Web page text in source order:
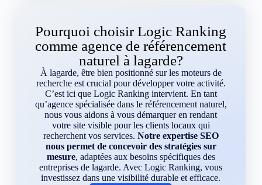
Pourquoi choisir Logic Ranking
comme agence de référencement
naturel à lagarde?
À lagarde, être bien positionné sur les moteurs de
recherche est crucial pour développer votre activité.
C’est ici que Logic Ranking intervient. En tant
qu’agence spécialisée dans le référencement naturel,
nous vous aidons à vous démarquer en rendant
votre site visible pour les clients locaux qui
recherchent vos services. Notre expertise SEO
nous permet de concevoir des stratégies sur
mesure, adaptées aux besoins spécifiques des
entreprises de lagarde. Avec Logic Ranking, vous
investissez dans une visibilité durable et efficace.